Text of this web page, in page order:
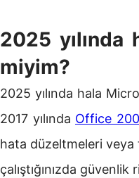
2025
miyim?
2025 yılında hala
2017 yılında Office
hata düzeltmeleri
çalıştığınızda